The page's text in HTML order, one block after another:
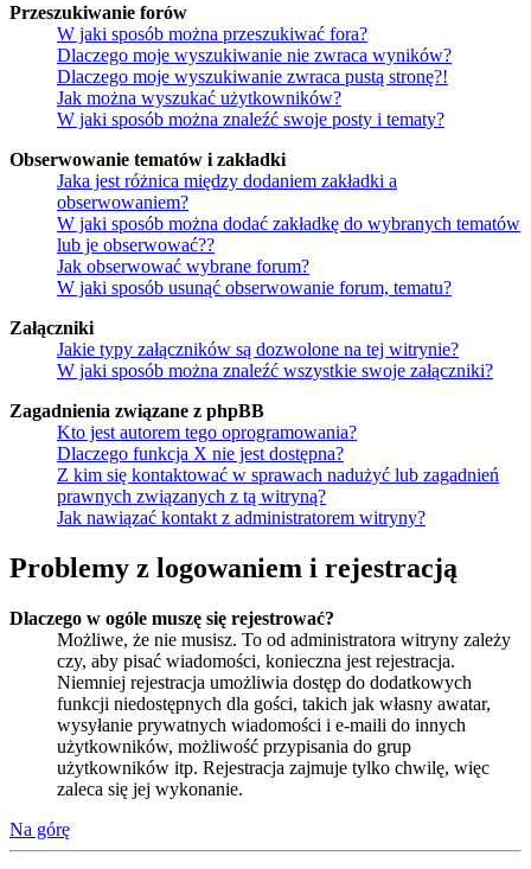
Przeszukiwanie forów
W jaki sposób można przeszukiwać fora?
Dlaczego moje wyszukiwanie nie zwraca wyników?
Dlaczego moje wyszukiwanie zwraca pustą stronę?!
Jak można wyszukać użytkowników?
W jaki sposób można znaleźć swoje posty i tematy?
Obserwowanie tematów i zakładki
Jaka jest różnica między dodaniem zakładki a
obserwowaniem?
W jaki sposób można dodać zakładkę do wybranych tematów
lub je obserwować??
Jak obserwować wybrane forum?
W jaki sposób usunąć obserwowanie forum, tematu?
Załączniki
Jakie typy załączników są dozwolone na tej witrynie?
W jaki sposób można znaleźć wszystkie swoje załączniki?
Zagadnienia związane z phpBB
Kto jest autorem tego oprogramowania?
Dlaczego funkcja X nie jest dostępna?
Z kim się kontaktować w sprawach nadużyć lub zagadnień
prawnych związanych z tą witryną?
Jak nawiązać kontakt z administratorem witryny?
Problemy z logowaniem i rejestracją
Dlaczego w ogóle muszę się rejestrować?
Możliwe, że nie musisz. To od administratora witryny zależy
czy, aby pisać wiadomości, konieczna jest rejestracja.
Niemniej rejestracja umożliwia dostęp do dodatkowych
funkcji niedostępnych dla gości, takich jak własny awatar,
wysyłanie prywatnych wiadomości i e-maili do innych
użytkowników, możliwość przypisania do grup
użytkowników itp. Rejestracja zajmuje tylko chwilę, więc
zaleca się jej wykonanie.
Na górę